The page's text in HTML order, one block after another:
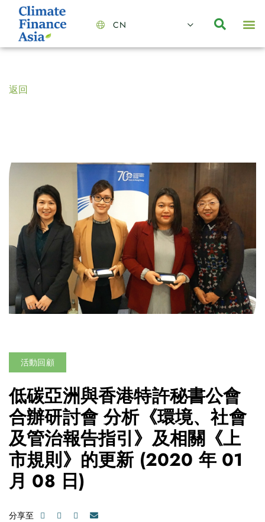
CN
返回
活動回顧
低碳亞洲與香港特許秘書公會
合辦研討會 分析《環境、社會
及管治報告指引》及相關《上
市規則》的更新 (2020 年 01
月 08 日)
分享至